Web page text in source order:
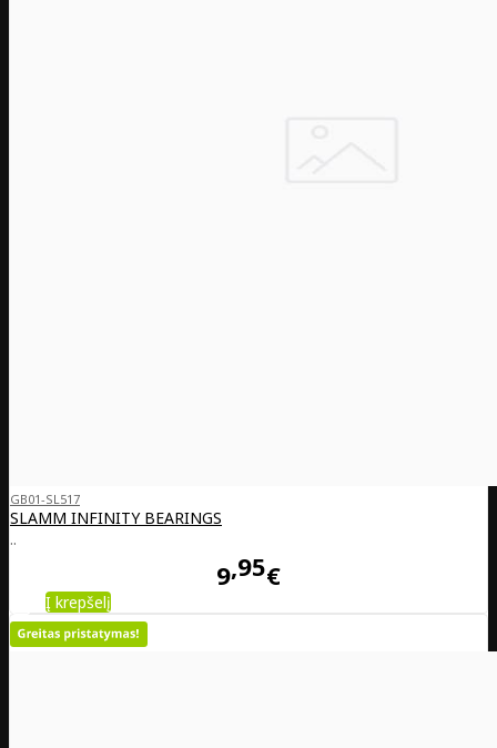
GB01-SL517
SLAMM INFINITY BEARINGS
..
9 95€
Į krepšelį